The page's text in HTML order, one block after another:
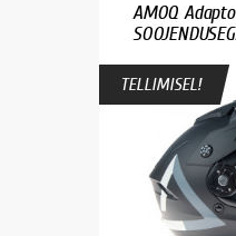
AMOQ
TELLIMISEL!